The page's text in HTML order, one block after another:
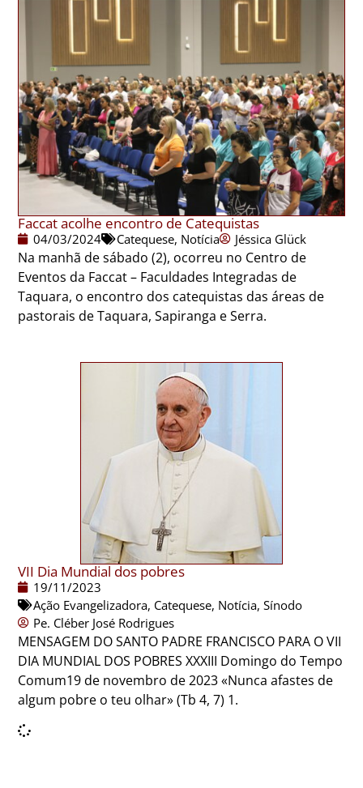
Faccat acolhe encontro de Catequistas
04/03/2024 Catequese, Notícia Jéssica Glück
Na manhã de sábado (2), ocorreu no Centro de
Eventos da Faccat – Faculdades Integradas de
Taquara, o encontro dos catequistas das áreas de
pastorais de Taquara, Sapiranga e Serra.
VII Dia Mundial dos pobres
19/11/2023
Ação Evangelizadora, Catequese, Notícia,Sínodo
Pe. Cléber José Rodrigues
MENSAGEM DO SANTO PADRE FRANCISCO PARA O VII
DIA MUNDIAL DOS POBRES XXXIII Domingo do Tempo
Comum19 de novembro de 2023 «Nunca afastes de
algum pobre o teu olhar» (Tb 4, 7) 1.